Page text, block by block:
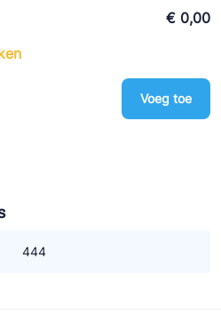
€ 0,00
Voeg toe
444